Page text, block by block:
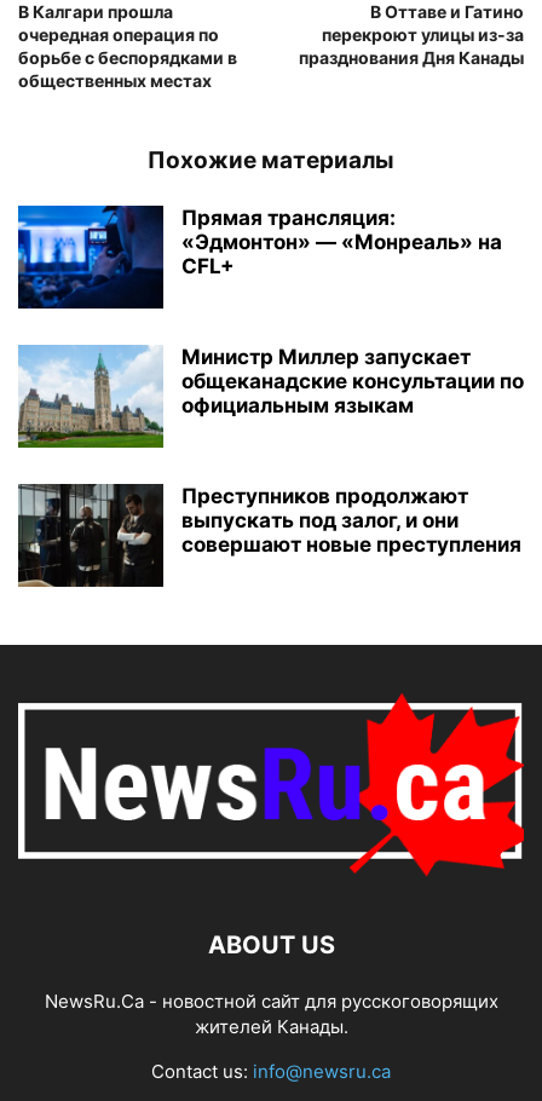
В Калгари прошла
очередная операция по
борьбе с беспорядками в
общественных местах
В Оттаве и Гатино
перекроют улицы из-за
празднования Дня Канады
Похожие материалы
Прямая трансляция:
«Эдмонтон» — «Монреаль» на
CFL+
Министр Миллер запускает
общеканадские консультации по
официальным языкам
Преступников продолжают
выпускать под залог, и они
совершают новые преступления
ABOUT US
NewsRu.Ca - новостной сайт для русскоговорящих
жителей Канады.
Contact us: info@newsru.ca